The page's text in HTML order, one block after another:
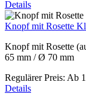
Details
Knopf mit Rosette
Knopf mit Rosette
65 mm / Ø 70 mm
Regulärer Preis: Ab
Details